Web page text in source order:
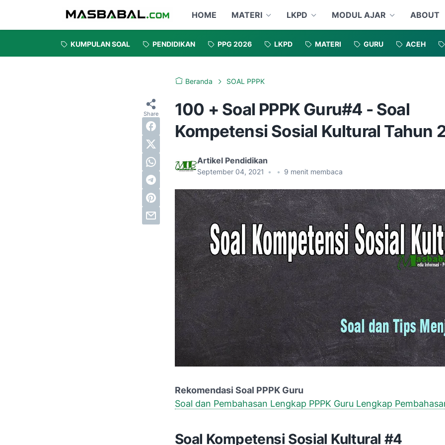
HOME MATERI LKPD MODUL AJAR ABOUT
KUMPULAN SOAL PENDIDIKAN PPG 2026 LKPD MATERI GURU ACEH
Beranda SOAL PPPK
100 + Soal PPPK Guru#4 - Soal
Kompetensi Sosial Kultural Tahun
Artikel Pendidikan
September 04, 2021 • • 9 menit membaca
Rekomendasi Soal PPPK Guru
Soal dan Pembahasan Lengkap PPPK Guru Lengkap
Soal Kompetensi Sosial Kultural #4